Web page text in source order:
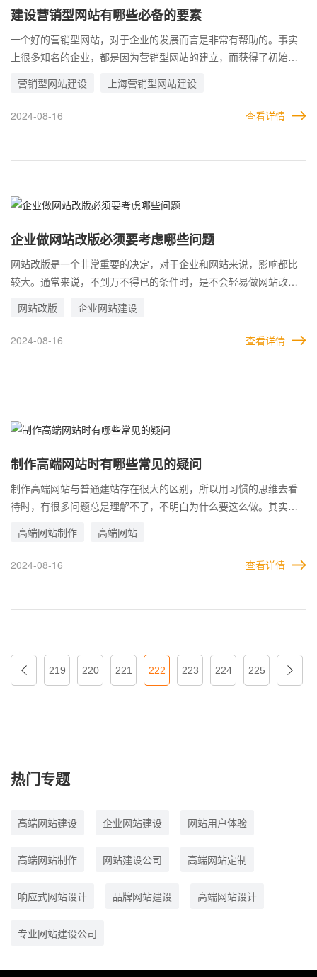
建设营销型网站有哪些必备的要素
一个好的营销型网站，对于企业的发展而言是非常有帮助的。事实
上很多知名的企业，都是因为营销型网站的建立，而获得了初始的
站对于企业的意义和作用。目前，依旧有大量的企业有建设营销型
网站的需求，而要想做好网站，有一些必备的要素是必不可少的。
营销型网站建设 上海营销型网站建设
2024-08-16 查看详情
企业做网站改版必须要考虑哪些问题
网站改版是一个非常重要的决定，对于企业和网站来说，影响都比
较大。通常来说，不到万不得已的条件时，是不会轻易做网站改版
要承担接下来的后果。所以，在进行改版之前，事先都会做好充分
的准备，包括可能造成的影响，以及补救措施，类似的问题全部需
网站改版 企业网站建设
2024-08-16 查看详情
制作高端网站时有哪些常见的疑问
制作高端网站与普通建站存在很大的区别，所以用习惯的思维去看
待时，有很多问题总是理解不了，不明白为什么要这么做。其实无
计，就与普通站点区分很大，很多微小的设计都是有缘由的。而且
高端网站非常注重内容和结构的合理性，所采用的方法也和一般认
高端网站制作 高端网站
2024-08-16 查看详情
219 220 221 222 223 224 225
热门专题
高端网站建设 企业网站建设 网站用户体验
高端网站制作 网站建设公司 高端网站定制
响应式网站设计 品牌网站建设 高端网站设计
专业网站建设公司